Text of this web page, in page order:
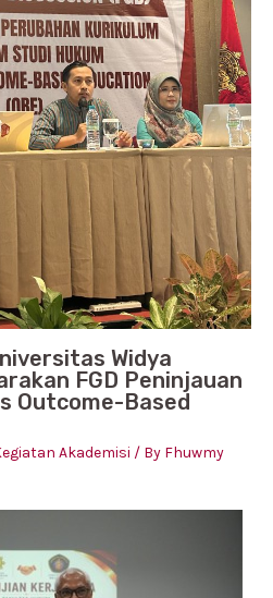
Widya
FGD Peninjauan
Outcome-Based
Akademisi / By Fhuwmy